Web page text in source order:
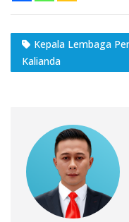
Kepala Lembaga
Kalianda